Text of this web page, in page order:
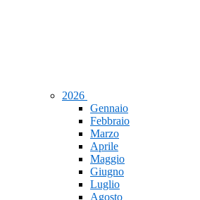
2026
Gennaio
Febbraio
Marzo
Aprile
Maggio
Giugno
Luglio
Agosto